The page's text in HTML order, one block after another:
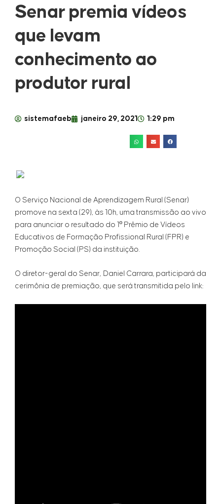
Senar premia vídeos
que levam
conhecimento ao
produtor rural
sistemafaeb janeiro 29, 2021 1:29 pm
O Serviço Nacional de Aprendizagem Rural (Senar)
promove na sexta (29), às 10h, uma transmissão ao vivo
para anunciar o resultado do 1º Prêmio de Vídeos
Educativos de Formação Profissional Rural (FPR) e
Promoção Social (PS) da instituição.
O diretor-geral do Senar, Daniel Carrara, participará da
cerimônia de premiação, que será transmitida pelo link: